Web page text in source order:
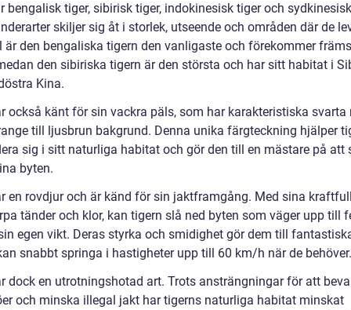
bengalisk tiger, sibirisk tiger, indokinesisk tiger och
skiljer sig åt i storlek, utseende och områden där de
är den bengaliska tigern den vanligaste och förekommer
den sibiriska tigern är den största och har sitt habitat i
Kina.
också känt för sin vackra päls, som har karakteristiska svarta
till ljusbrun bakgrund. Denna unika färgteckning hjälper
sig i sitt naturliga habitat och gör den till en mästare på att
byten.
en rovdjur och är känd för sin jaktframgång. Med sina
tänder och klor, kan tigern slå ned byten som väger upp till
egen vikt. Deras styrka och smidighet gör dem till
snabbt springa i hastigheter upp till 60 km/h när de behöver.
dock en utrotningshotad art. Trots ansträngningar för att
och minska illegal jakt har tigerns naturliga habitat minskat